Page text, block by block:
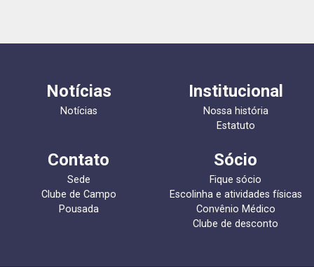
Notícias
Notícias
Institucional
Nossa história
Estatuto
Contato
Sede
Clube de Campo
Pousada
Sócio
Fique sócio
Escolinha e atividades físicas
Convênio Médico
Clube de desconto